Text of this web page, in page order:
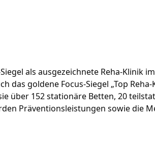
als ausgezeichnete Reha-Klinik
das goldene Focus-Siegel „Top
über 152 stationäre Betten, 20
Präventionsleistungen sowie die